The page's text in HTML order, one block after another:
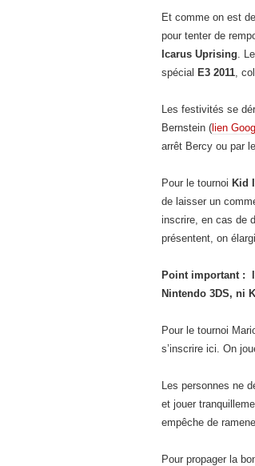
Et comme on est
pour tenter de
Icarus Uprising.
spécial E3 2011,
Les festivités se
Bernstein ( lien
arrêt Bercy ou par
Pour le tournoi Kid
de laisser un
inscrire, en cas de
présentent, on
Point important :
Nintendo 3DS, ni
Pour le tournoi
s’inscrire ici. On
Les personnes ne
et jouer
empêche de
Pour propager la